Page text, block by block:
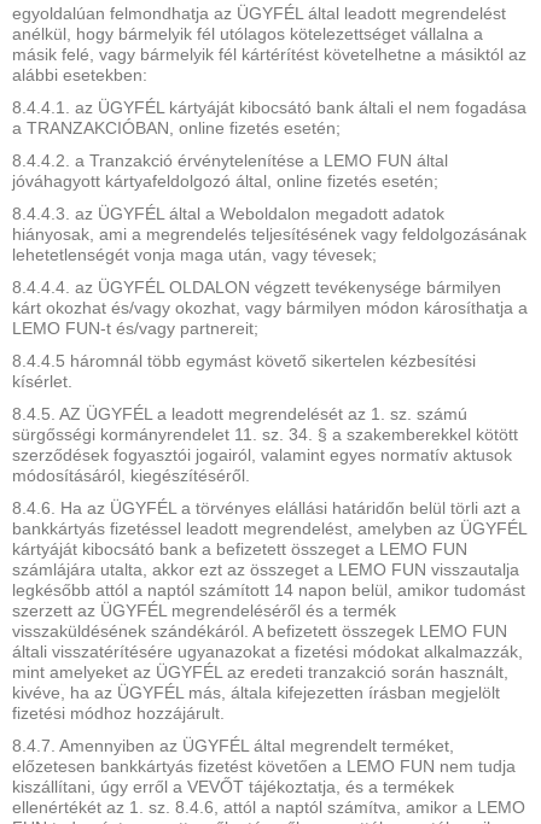
egyoldalúan felmondhatja az ÜGYFÉL által leadott megrendelést
anélkül, hogy bármelyik fél utólagos kötelezettséget vállalna a
másik felé, vagy bármelyik fél kártérítést követelhetne a másiktól az
alábbi esetekben:
8.4.4.1. az ÜGYFÉL kártyáját kibocsátó bank általi el nem fogadása
a TRANZAKCIÓBAN, online fizetés esetén;
8.4.4.2. a Tranzakció érvénytelenítése a LEMO FUN által
jóváhagyott kártyafeldolgozó által, online fizetés esetén;
8.4.4.3. az ÜGYFÉL által a Weboldalon megadott adatok
hiányosak, ami a megrendelés teljesítésének vagy feldolgozásának
lehetetlenségét vonja maga után, vagy tévesek;
8.4.4.4. az ÜGYFÉL OLDALON végzett tevékenysége bármilyen
kárt okozhat és/vagy okozhat, vagy bármilyen módon károsíthatja a
LEMO FUN-t és/vagy partnereit;
8.4.4.5 háromnál több egymást követő sikertelen kézbesítési
kísérlet.
8.4.5. AZ ÜGYFÉL a leadott megrendelését az 1. sz. számú
sürgősségi kormányrendelet 11. sz. 34. § a szakemberekkel kötött
szerződések fogyasztói jogairól, valamint egyes normatív aktusok
módosításáról, kiegészítéséről.
8.4.6. Ha az ÜGYFÉL a törvényes elállási határidőn belül törli azt a
bankkártyás fizetéssel leadott megrendelést, amelyben az ÜGYFÉL
kártyáját kibocsátó bank a befizetett összeget a LEMO FUN
számlájára utalta, akkor ezt az összeget a LEMO FUN visszautalja
legkésőbb attól a naptól számított 14 napon belül, amikor tudomást
szerzett az ÜGYFÉL megrendeléséről és a termék
visszaküldésének szándékáról. A befizetett összegek LEMO FUN
általi visszatérítésére ugyanazokat a fizetési módokat alkalmazzák,
mint amelyeket az ÜGYFÉL az eredeti tranzakció során használt,
kivéve, ha az ÜGYFÉL más, általa kifejezetten írásban megjelölt
fizetési módhoz hozzájárult.
8.4.7. Amennyiben az ÜGYFÉL által megrendelt terméket,
előzetesen bankkártyás fizetést követően a LEMO FUN nem tudja
kiszállítani, úgy erről a VEVŐT tájékoztatja, és a termékek
ellenértékét az 1. sz. 8.4.6, attól a naptól számítva, amikor a LEMO